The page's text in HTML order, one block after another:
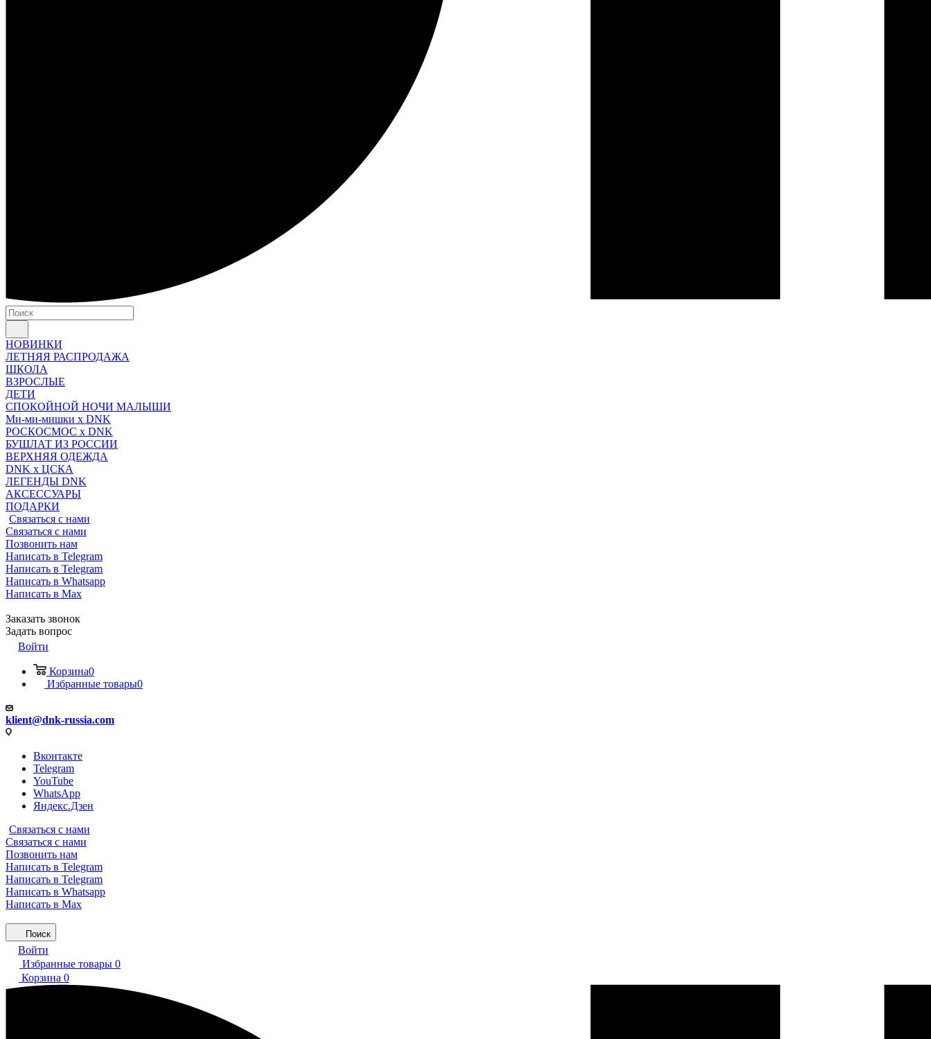
НОВИНКИ
ЛЕТНЯЯ РАСПРОДАЖА
ШКОЛА
ВЗРОСЛЫЕ
ДЕТИ
СПОКОЙНОЙ НОЧИ МАЛЫШИ
Ми-ми-мишки x DNK
РОСКОСМОС x DNK
БУШЛАТ ИЗ РОССИИ
ВЕРХНЯЯ ОДЕЖДА
DNK x ЦСКА
ЛЕГЕНДЫ DNK
АКСЕССУАРЫ
ПОДАРКИ
Связаться с нами
Связаться с нами
Позвонить нам
Написать в Telegram
Написать в Telegram
Написать в Whatsapp
Написать в Max
Заказать звонок
Задать вопрос
Войти
Корзина0
Избранные товары0
klient@dnk-russia.com
Вконтакте
Telegram
YouTube
WhatsApp
Яндекс.Дзен
Связаться с нами
Связаться с нами
Позвонить нам
Написать в Telegram
Написать в Telegram
Написать в Whatsapp
Написать в Max
Поиск
Войти
Избранные товары 0
Корзина 0